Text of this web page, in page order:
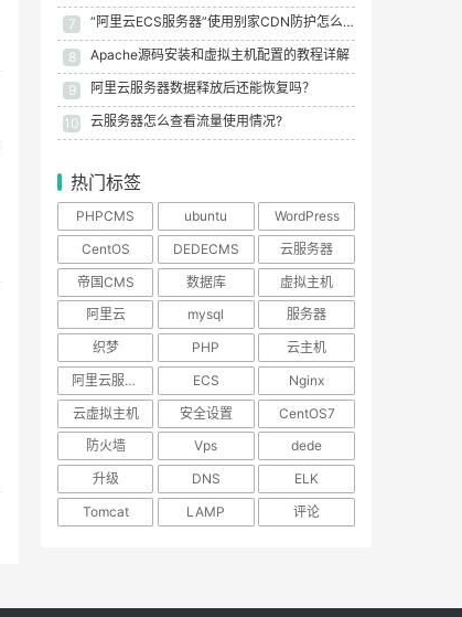
7 “阿里云ECS服务器”使用别家CDN防护怎么设置IP白名单？
8 Apache源码安装和虚拟主机配置的教程详解
9 阿里云服务器数据释放后还能恢复吗？
10 云服务器怎么查看流量使用情况?
热门标签
PHPCMS ubuntu
WordPress
CentOS
DEDECMS
云服务器
帝国CMS
数据库
虚拟主机
阿里云
mysql
服务器
织梦
PHP
云主机
阿里云服务器
ECS
Nginx
云虚拟主机
安全设置
CentOS7
防火墙
Vps
dede
升级
DNS
ELK
Tomcat
LAMP 评论